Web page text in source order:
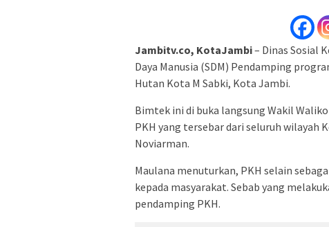
Jambitv.co, KotaJambi– Dinas Sosial
Daya Manusia (SDM) Pendamping
Hutan Kota M Sabki, Kota Jambi.
Bimtek ini di buka langsung Wakil
PKH yang tersebar dari seluruh wilayah
Noviarman.
Maulana menuturkan, PKH selain
kepada masyarakat. Sebab yang
pendamping PKH.